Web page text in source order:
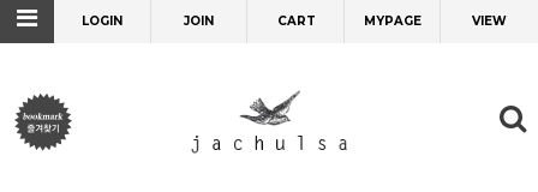
LOGIN JOIN CART MYPAGE VIEW